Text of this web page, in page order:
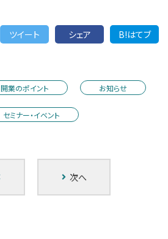
ツイート シェア B!はてブ
開業のポイント お知らせ
セミナー・イベント
次へ